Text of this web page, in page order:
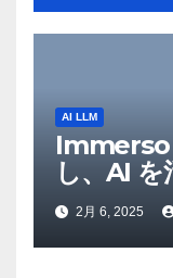
AI LLM
Immerso
し、AI を
メタバー
推進 –
2月 6, 2025